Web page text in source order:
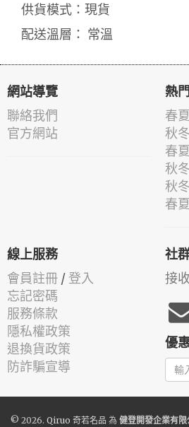
供貨模式：現貨
配送溫層： 常溫
網站導覽
聯絡我們
官方網站
熱
春
秋
春
秋
秋
春
線上服務
會員註冊 / 登入
忘記密碼
服務條款
隱私權政策
退換貨政策
防詐騙宣導
社
接
優
© 2026. Qiruo 奇若名品 為 健登開發企業有